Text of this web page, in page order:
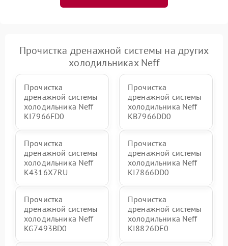
Прочистка дренажной системы на других
холодильниках Neff
Прочистка
дренажной системы
холодильника Neff
KI7966FD0
Прочистка
дренажной системы
холодильника Neff
KB7966DD0
Прочистка
дренажной системы
холодильника Neff
K4316X7RU
Прочистка
дренажной системы
холодильника Neff
KI7866DD0
Прочистка
дренажной системы
холодильника Neff
KG7493BD0
Прочистка
дренажной системы
холодильника Neff
KI8826DE0